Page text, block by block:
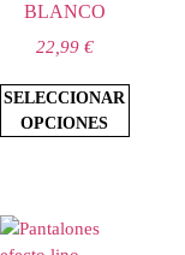
BLANCO
22,99 €
SELECCIONAR
OPCIONES